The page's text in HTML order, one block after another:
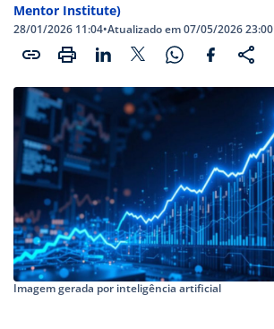
Mentor Institute)
28/01/2026 11:04•Atualizado em 07/05/2026 23:00
Imagem gerada por inteligência artificial